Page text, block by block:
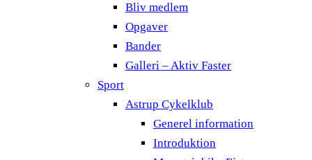
Bliv medlem
Opgaver
Bander
Galleri – Aktiv Faster
Sport
Astrup Cykelklub
Generel information
Introduktion